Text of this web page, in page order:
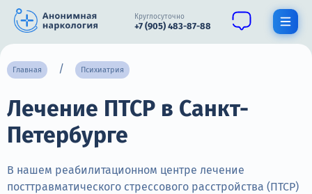
Круглосуточно
+7 (905) 483-87-88
О нас
Наркомания
Алкоголизм
Главная Психиатрия
Лечение ПТСР в Санкт-
Петербурге
В нашем реабилитационном центре лечение
посттравматического стрессового расстройства (ПТСР)